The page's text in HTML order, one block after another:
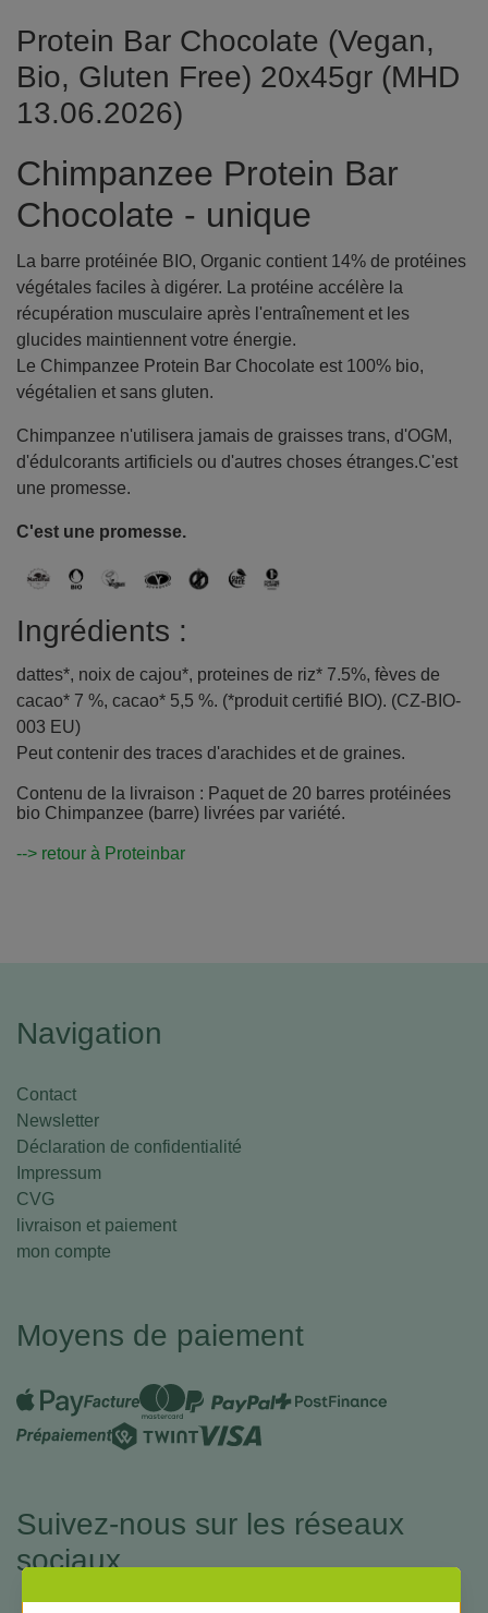
Protein Bar Chocolate (Vegan,
Bio, Gluten Free) 20x45gr (MHD
13.06.2026)
Chimpanzee Protein Bar
Chocolate - unique
La barre protéinée BIO, Organic contient 14% de protéines
végétales faciles à digérer. La protéine accélère la
récupération musculaire après l'entraînement et les
glucides maintiennent votre énergie.
Le Chimpanzee Protein Bar Chocolate est 100% bio,
végétalien et sans gluten.
Chimpanzee n'utilisera jamais de graisses trans, d'OGM,
d'édulcorants artificiels ou d'autres choses étranges.C'est
une promesse.
C'est une promesse.
Ingrédients :
dattes*, noix de cajou*, proteines de riz* 7.5%, fèves de
cacao* 7 %, cacao* 5,5 %. (*produit certifié BIO). (CZ-BIO-
003 EU)
Peut contenir des traces d'arachides et de graines.
Contenu de la livraison : Paquet de 20 barres protéinées
bio Chimpanzee (barre) livrées par variété.
--> retour à Proteinbar
Navigation
Contact
Newsletter
Déclaration de confidentialité
Impressum
CVG
livraison et paiement
mon compte
Moyens de paiement
Suivez-nous sur les réseaux
sociaux